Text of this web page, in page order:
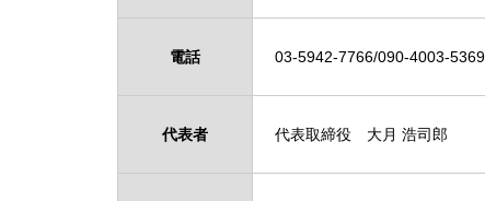
電話 03-5942-7766/090-4003-
代表者 代表取締役 大月 浩司郎